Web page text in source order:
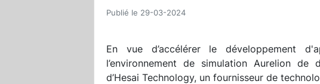
Publié le 29-03-2024
En vue d’accélérer le développement
l’environnement de simulation Aurelion de
d’Hesai Technology, un fournisseur de